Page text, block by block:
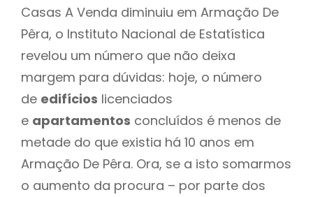
Casas A Venda diminuiu em Armação De
Pêra, o Instituto Nacional de Estatística
revelou um número que não deixa
margem para dúvidas: hoje, o número
de edifícios licenciados
e apartamentos concluídos é menos de
metade do que existia há 10 anos em
Armação De Pêra. Ora, se a isto somarmos
o aumento da procura – por parte dos